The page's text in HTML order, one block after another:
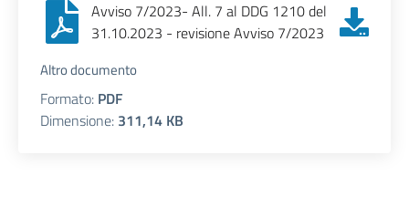
Avviso 7/2023- All. 7 al DDG 1210 del
31.10.2023 - revisione Avviso 7/2023
Altro documento
Formato: PDF
Dimensione: 311,14 KB